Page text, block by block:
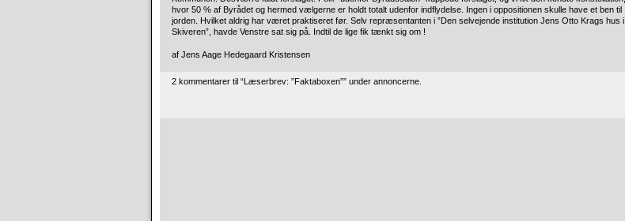
hvor 50 % af Byrådet og hermed vælgerne er holdt totalt udenfor indflydelse. Ingen i oppositionen skulle have et ben til
jorden. Hvilket aldrig har været praktiseret før. Selv repræsentanten i ”Den selvejende institution Jens Otto Krags hus i
Skiveren”, havde Venstre sat sig på. Indtil de lige fik tænkt sig om !
af Jens Aage Hedegaard Kristensen
2 kommentarer til “Læserbrev: ”Faktaboxen”” under annoncerne.